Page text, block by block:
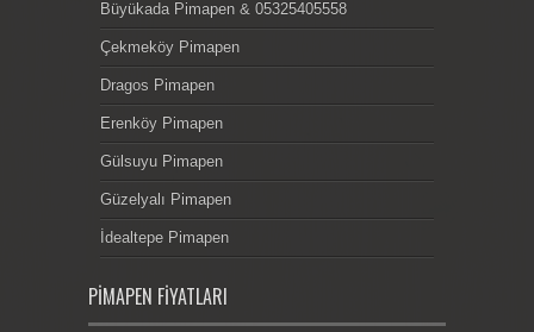
Büyükada Pimapen & 05325405558
Çekmeköy Pimapen
Dragos Pimapen
Erenköy Pimapen
Gülsuyu Pimapen
Güzelyalı Pimapen
İdealtepe Pimapen
PIMAPEN FIYATLARI